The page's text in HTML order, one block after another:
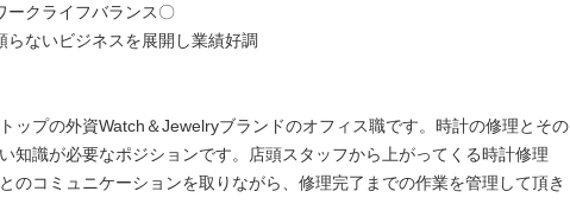
ークライフバランス〇
らないビジネスを展開し業績好調
トップの外資Watch＆Jewelryブランドのオフィス職です。時計の修理とその
知識が必要なポジションです。店頭スタッフから上がってくる時計修理
のコミュニケーションを取りながら、修理完了までの作業を管理して頂き